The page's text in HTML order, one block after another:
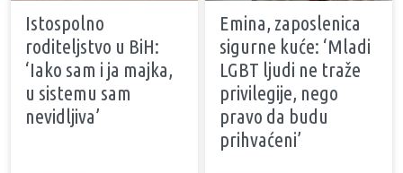
Istospolno
roditeljstvo u BiH:
‘Iako sam i ja majka,
u sistemu sam
nevidljiva’
Emina, zaposlenica
sigurne kuće: ‘Mladi
LGBT ljudi ne traže
privilegije, nego
pravo da budu
prihvaćeni’